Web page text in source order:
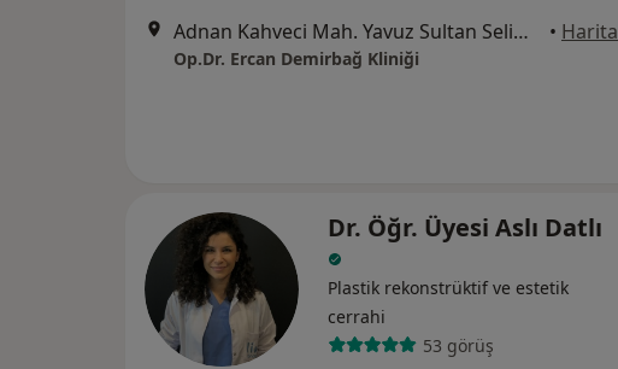
Adnan Kahveci Mah. Yavuz Sultan Selim Bulvarı Perlavista Residance A Blok Kat:12 No:116-117, İstanbul • Harita
Op.Dr. Ercan Demirbağ Kliniği
Dr. Öğr. Üyesi Aslı Datlı
Plastik rekonstrüktif ve estetik
cerrahi
53 görüş